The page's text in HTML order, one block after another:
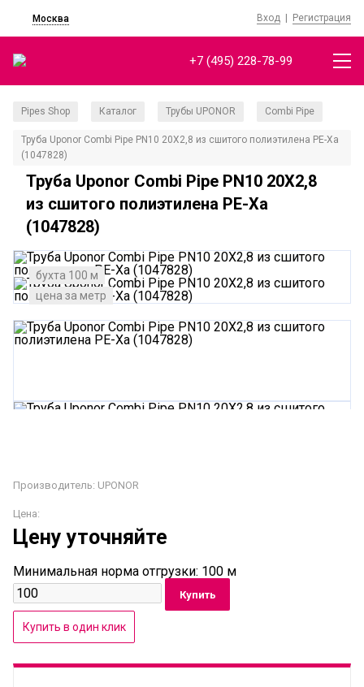
Москва Вход | Регистрация
+7 (495) 228-78-99
Pipes Shop Каталог Трубы UPONOR Combi Pipe
Труба Uponor Combi Pipe PN10 20X2,8 из сшитого полиэтилена PE-Xa
(1047828)
Труба Uponor Combi Pipe PN10 20X2,8
из сшитого полиэтилена PE-Xa
(1047828)
бухта 100 м
цена за метр
Производитель: UPONOR
Цена:
Цену уточняйте
Минимальная норма отгрузки: 100 м